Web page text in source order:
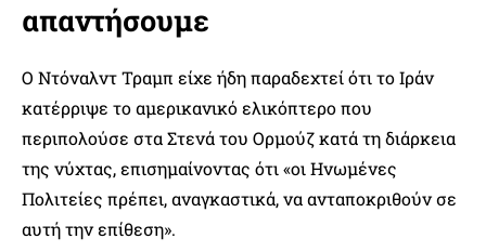
απαντήσουμε
Ο Ντόναλντ Τραμπ είχε ήδη παραδεχτεί ότι το Ιράν
κατέρριψε το αμερικανικό ελικόπτερο που
περιπολούσε στα Στενά του Ορμούζ κατά τη διάρκεια
της νύχτας, επισημαίνοντας ότι «οι Ηνωμένες
Πολιτείες πρέπει, αναγκαστικά, να ανταποκριθούν σε
αυτή την επίθεση».